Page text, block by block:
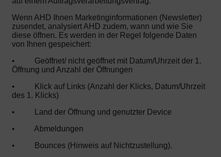
Wenn AHD Ihnen Marketinginformationen (Newsletter)
zusendet, analysiert AHD zudem, wann und wie Sie
diese öffnen. Es werden in der Regel folgende Daten
von Ihnen gespeichert:
•
Geöffnet/ nicht geöffnet mit Datum/Uhrzeit der 1.
Öffnung und Anzahl der Öffnungen
•
Klick auf Links (Anzahl der Klicks, Datum/Uhrzeit
des 1. Klicks)
•
Land der Öffnung und genutzter Device
•
Abmeldungen
•
Bounces (Hinweis auf Nichtzustellung).